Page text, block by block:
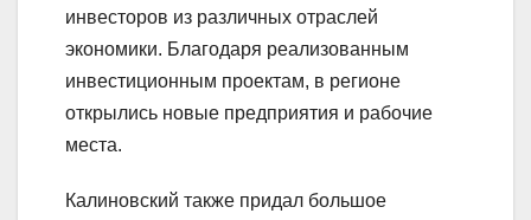
инвесторов из различных отраслей
экономики. Благодаря реализованным
инвестиционным проектам, в регионе
открылись новые предприятия и рабочие
места.
Калиновский также придал большое